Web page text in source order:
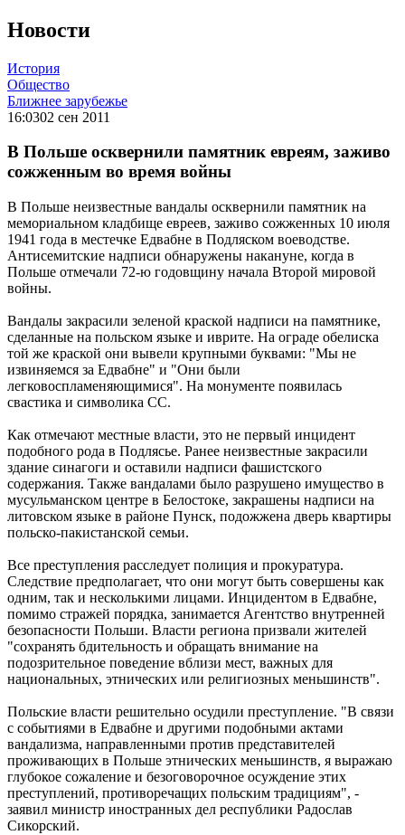
Новости
История
Общество
Ближнее зарубежье
16:0302 сен 2011
В Польше осквернили памятник евреям, заживо
сожженным во время войны
В Польше неизвестные вандалы осквернили памятник на
мемориальном кладбище евреев, заживо сожженных 10 июля
1941 года в местечке Едвабне в Подляском воеводстве.
Антисемитские надписи обнаружены накануне, когда в
Польше отмечали 72-ю годовщину начала Второй мировой
войны.
Вандалы закрасили зеленой краской надписи на памятнике,
сделанные на польском языке и иврите. На ограде обелиска
той же краской они вывели крупными буквами: "Мы не
извиняемся за Едвабне" и "Они были
легковоспламеняющимися". На монументе появилась
свастика и символика СС.
Как отмечают местные власти, это не первый инцидент
подобного рода в Подлясье. Ранее неизвестные закрасили
здание синагоги и оставили надписи фашистского
содержания. Также вандалами было разрушено имущество в
мусульманском центре в Белостоке, закрашены надписи на
литовском языке в районе Пунск, подожжена дверь квартиры
польско-пакистанской семьи.
Все преступления расследует полиция и прокуратура.
Следствие предполагает, что они могут быть совершены как
одним, так и несколькими лицами. Инцидентом в Едвабне,
помимо стражей порядка, занимается Агентство внутренней
безопасности Польши. Власти региона призвали жителей
"сохранять бдительность и обращать внимание на
подозрительное поведение вблизи мест, важных для
национальных, этнических или религиозных меньшинств".
Польские власти решительно осудили преступление. "В связи
с событиями в Едвабне и другими подобными актами
вандализма, направленными против представителей
проживающих в Польше этнических меньшинств, я выражаю
глубокое сожаление и безоговорочное осуждение этих
преступлений, противоречащих польским традициям", -
заявил министр иностранных дел республики Радослав
Сикорский.